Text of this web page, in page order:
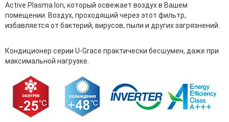
Active Plasma Ion, который освежает воздух в Вашем
помещении. Воздух, проходящий через этот фильтр,
избавляется от бактерий, вирусов, пыли и других загрязнений.
Кондиционер серии U-Grace практически бесшумен, даже при
максимальной нагрузке.